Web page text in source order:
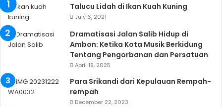
Talucu Lidah di Ikan Kuah Kuning
July 6, 2021
Dramatisasi Jalan Salib Hidup di
Ambon: Ketika Kota Musik Berkidung
Tentang Pengorbanan dan Persatuan
April 19, 2025
Para Srikandi dari Kepulauan Rempah-
rempah
December 22, 2023